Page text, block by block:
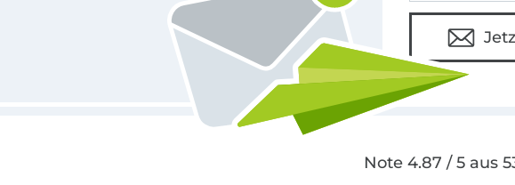
Note 4.87 / 5 aus